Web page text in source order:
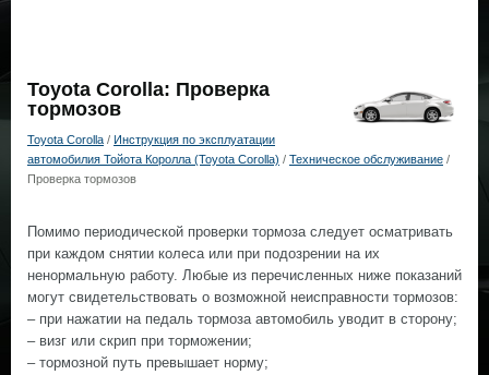
Toyota Corolla: Проверка
тормозов
Toyota Corolla / Инструкция по эксплуатации
автомобилия Тойота Королла (Toyota Corolla) / Техническое обслуживание /
Проверка тормозов
Помимо периодической проверки тормоза следует осматривать
при каждом снятии колеса или при подозрении на их
ненормальную работу. Любые из перечисленных ниже показаний
могут свидетельствовать о возможной неисправности тормозов:
– при нажатии на педаль тормоза автомобиль уводит в сторону;
– визг или скрип при торможении;
– тормозной путь превышает норму;